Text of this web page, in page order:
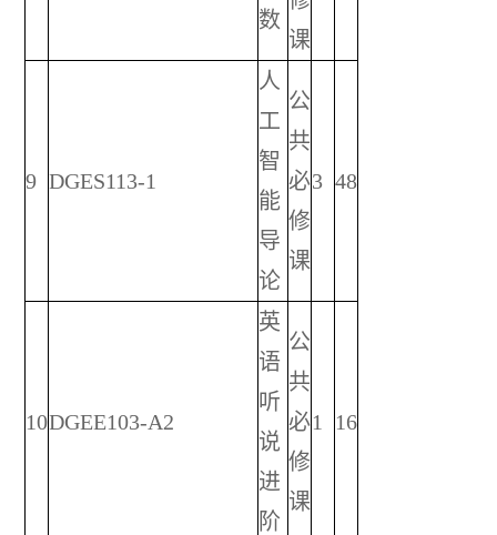
数
课
9 DGES113-1
人
工
智
能
导
论
公
共
必
修
课
3 48
10DGEE103-A2
英
语
听
说
进
阶
公
共
必
修
课
1 16